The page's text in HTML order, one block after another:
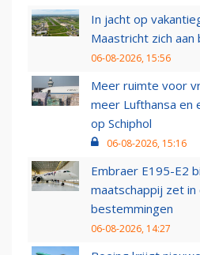
In jacht op
Maastricht zich aan
06-08-2026, 15:56
Meer ruimte voor
meer Lufthansa en
op Schiphol
06-08-2026, 15:16
Embraer E195-E2
maatschappij zet in
bestemmingen
06-08-2026, 14:27